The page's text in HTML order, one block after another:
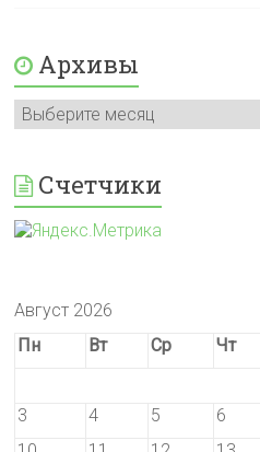
Архивы
Архивы
Счетчики
Август 2026
Пн
Вт Ср Чт
3
4 5 6